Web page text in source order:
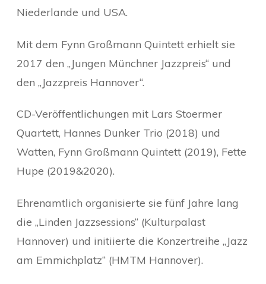
Niederlande und USA.
Mit dem Fynn Großmann Quintett erhielt sie
2017 den „Jungen Münchner Jazzpreis“ und
den „Jazzpreis Hannover“.
CD-Veröffentlichungen mit Lars Stoermer
Quartett, Hannes Dunker Trio (2018) und
Watten, Fynn Großmann Quintett (2019), Fette
Hupe (2019&2020).
Ehrenamtlich organisierte sie fünf Jahre lang
die „Linden Jazzsessions“ (Kulturpalast
Hannover) und initiierte die Konzertreihe „Jazz
am Emmichplatz“ (HMTM Hannover).